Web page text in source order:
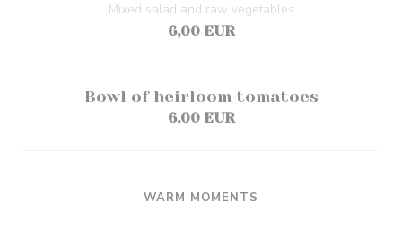
Mixed salad and raw vegetables
6,00 EUR
Bowl of heirloom tomatoes
6,00 EUR
WARM MOMENTS